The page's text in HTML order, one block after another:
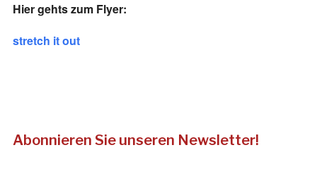
Hier gehts zum Flyer:
stretch it out
Abonnieren Sie unseren Newsletter!